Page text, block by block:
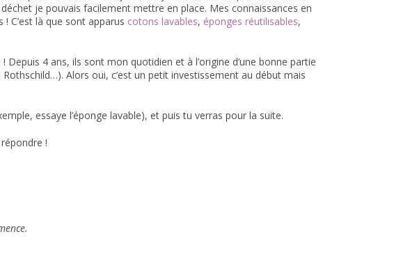
je pouvais facilement mettre en place. Mes connaissances en
C’est là que sont apparus cotons lavables, éponges réutilisables,
4 ans, ils sont mon quotidien et à l’origine d’une bonne partie
Alors oui, c’est un petit investissement au début mais
essaye l’éponge lavable), et puis tu verras pour la suite.
!